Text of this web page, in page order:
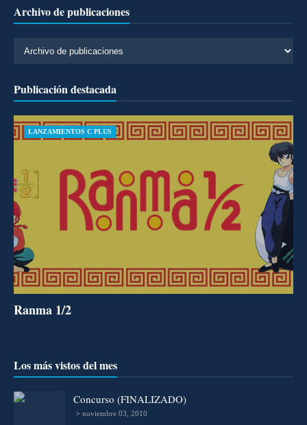
Archivo de publicaciones
Publicación destacada
LANZAMIENTOS C PLUS
Ranma 1/2
Los más vistos del mes
Concurso (FINALIZADO)
noviembre 03, 2010